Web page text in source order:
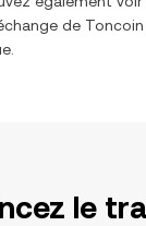
de Toncoin
le